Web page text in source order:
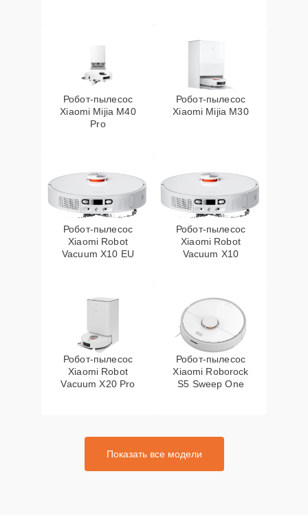
Робот-пылесос
Xiaomi Mijia M40
Pro
Робот-пылесос
Xiaomi Mijia M30
Робот-пылесос
Xiaomi Robot
Vacuum X10 EU
Робот-пылесос
Xiaomi Robot
Vacuum X10
Робот-пылесос
Xiaomi Robot
Vacuum X20 Pro
Робот-пылесос
Xiaomi Roborock
S5 Sweep One
Показать все модели